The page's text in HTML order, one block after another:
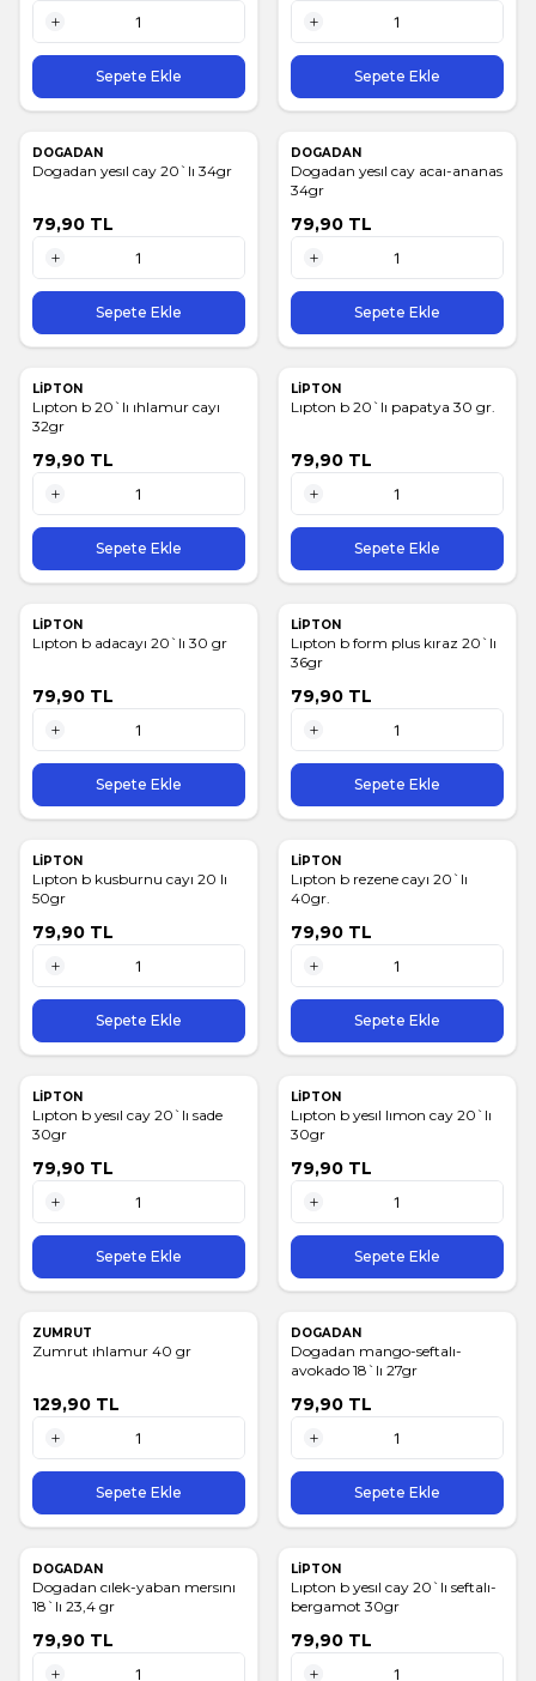
1 Adet
Sepete Ekle
1 Adet
Sepete Ekle
DOGADAN
Dogadan yesıl cay 20`lı 34gr
79,90 TL
1 Adet
Sepete Ekle
DOGADAN
Dogadan yesıl cay acaı-ananas
34gr
79,90 TL
1 Adet
Sepete Ekle
LİPTON
Lıpton b 20`lı ıhlamur cayı
32gr
79,90 TL
1 Adet
Sepete Ekle
LİPTON
Lıpton b 20`lı papatya 30 gr.
79,90 TL
1 Adet
Sepete Ekle
LİPTON
Lıpton b adacayı 20`lı 30 gr
79,90 TL
1 Adet
Sepete Ekle
LİPTON
Lıpton b form plus kıraz 20`lı
36gr
79,90 TL
1 Adet
Sepete Ekle
LİPTON
Lıpton b kusburnu cayı 20 lı
50gr
79,90 TL
1 Adet
Sepete Ekle
LİPTON
Lıpton b rezene cayı 20`lı
40gr.
79,90 TL
1 Adet
Sepete Ekle
LİPTON
Lıpton b yesıl cay 20`lı sade
30gr
79,90 TL
1 Adet
Sepete Ekle
LİPTON
Lıpton b yesıl lımon cay 20`lı
30gr
79,90 TL
1 Adet
Sepete Ekle
ZUMRUT
Zumrut ıhlamur 40 gr
129,90 TL
1 Adet
Sepete Ekle
DOGADAN
Dogadan mango-seftalı-
avokado 18`lı 27gr
79,90 TL
1 Adet
Sepete Ekle
DOGADAN
Dogadan cılek-yaban mersını
18`lı 23,4 gr
79,90 TL
LİPTON
Lıpton b yesıl cay 20`lı seftalı-
bergamot 30gr
79,90 TL